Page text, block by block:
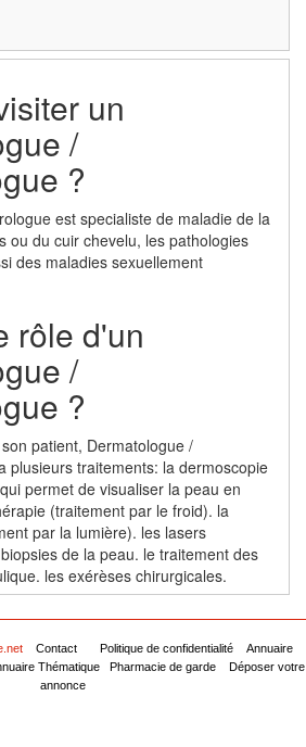
un
/
?
est specialiste de maladie de la
ou du cuir chevelu, les pathologies
des maladies sexuellement
rôle d'un
/
?
patient, Dermatologue /
plusieurs traitements: la dermoscopie
permet de visualiser la peau en
(traitement par le froid). la
par la lumière). les lasers
de la peau. le traitement des
les exérèses chirurgicales.
Contact Politique de confidentialité
Annuaire
Thématique Pharmacie de garde
Déposer votre
annonce